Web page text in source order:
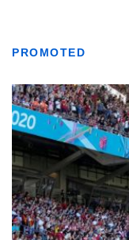
PROMOTED